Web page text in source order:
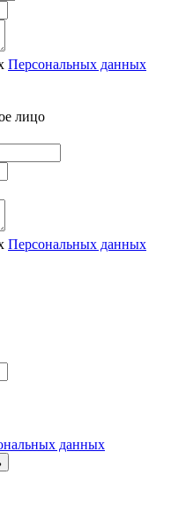
Персональных данных
лицо
Персональных данных
данных